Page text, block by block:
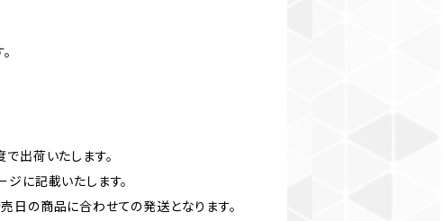
出荷いたします。
に記載いたします。
の商品に合わせての発送となります。